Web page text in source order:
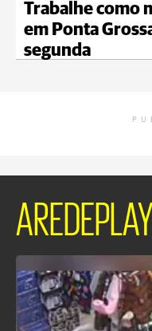
Trabalhe como
em Ponta
segunda
AREDEPLAY